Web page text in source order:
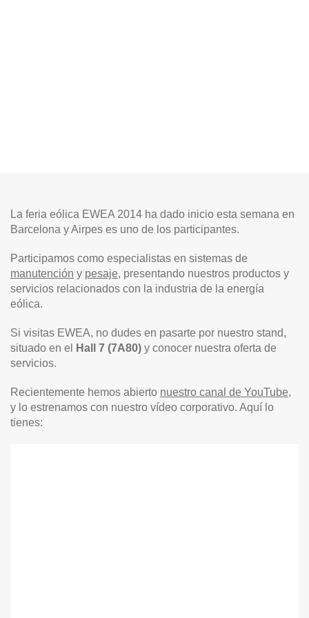
La feria eólica EWEA 2014 ha dado inicio esta semana en
Barcelona y Airpes es uno de los participantes.
Participamos como especialistas en sistemas de
manutención y pesaje, presentando nuestros productos y
servicios relacionados con la industria de la energía
eólica.
Si visitas EWEA, no dudes en pasarte por nuestro stand,
situado en el
Hall 7 (7A80) y conocer nuestra oferta de
servicios.
Recientemente hemos abierto nuestro canal de YouTube,
y lo estrenamos con nuestro vídeo corporativo. Aquí lo
tienes: